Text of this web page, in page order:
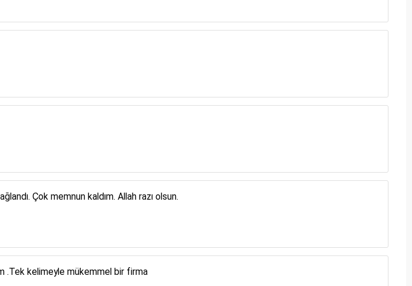
Çok memnun kaldım. Allah razı olsun.
.Tek kelimeyle mükemmel bir firma